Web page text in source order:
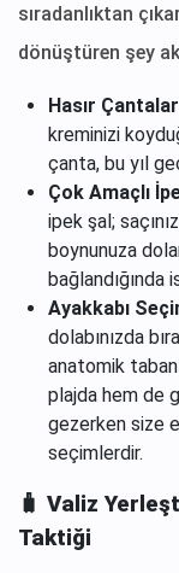
sıradanlıktan
dönüştüren şey
Hasır
kreminizi
çanta, bu yıl
Çok Amaçlı
ipek şal;
boynunuza
bağlandığında
Ayakkabı
dolabınızda
anatomik
plajda hem de
gezerken size
seçimlerdir.
🧳 Valiz
Taktiği